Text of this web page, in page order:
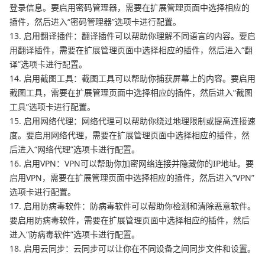
登录信息。要启用密码管理器，需要在扩展管理页面中选择相应的
插件，然后进入“密码管理器”选项卡进行配置。
13. 启用翻译插件：翻译插件可以帮助你理解不同语言的内容。要启
用翻译插件，需要在扩展管理页面中选择相应的插件，然后进入“翻
译”选项卡进行配置。
14. 启用截图工具：截图工具可以帮助你捕获屏幕上的内容。要启用
截图工具，需要在扩展管理页面中选择相应的插件，然后进入“截图
工具”选项卡进行配置。
15. 启用网络代理：网络代理可以帮助你绕过地理限制或提高连接速
度。要启用网络代理，需要在扩展管理页面中选择相应的插件，然
后进入“网络代理”选项卡进行配置。
16. 启用VPN：VPN可以帮助你加密网络连接并隐藏你的IP地址。要
启用VPN，需要在扩展管理页面中选择相应的插件，然后进入“VPN”
选项卡进行配置。
17. 启用防病毒软件：防病毒软件可以帮助你检测和清除恶意软件。
要启用防病毒软件，需要在扩展管理页面中选择相应的插件，然后
进入“防病毒软件”选项卡进行配置。
18. 启用云同步：云同步可以让你在不同设备之间同步文件和设置。